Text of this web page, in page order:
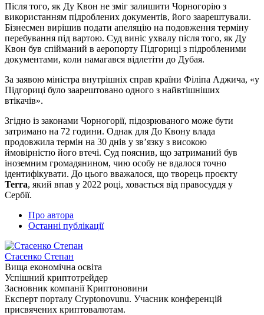
Після того, як Ду Квон не зміг залишити Чорногорію з
використанням підроблених документів, його заарештували.
Бізнесмен вирішив подати апеляцію на подовження терміну
перебування під вартою. Суд виніс ухвалу після того, як Ду
Квон був спійманий в аеропорту Підгориці з підробленими
документами, коли намагався відлетіти до Дубая.
За заявою міністра внутрішніх справ країни Філіпа Аджича, «у
Підгориці було заарештовано одного з найвтішніших
втікачів».
Згідно із законами Чорногорії, підозрюваного може бути
затримано на 72 години. Однак для До Квону влада
продовжила термін на 30 днів у зв’язку з високою
ймовірністю його втечі. Суд пояснив, що затриманий був
іноземним громадянином, чию особу не вдалося точно
ідентифікувати. До цього вважалося, що творець проєкту
Terra, який впав у 2022 році, ховається від правосуддя у
Сербії.
Про автора
Останні публікації
Стасенко Степан
Вища економічна освіта
Успішний криптотрейдер
Засновник компанії Криптоновини
Експерт порталу Cryptonovunu. Учасник конференцій
присвячених криптовалютам.